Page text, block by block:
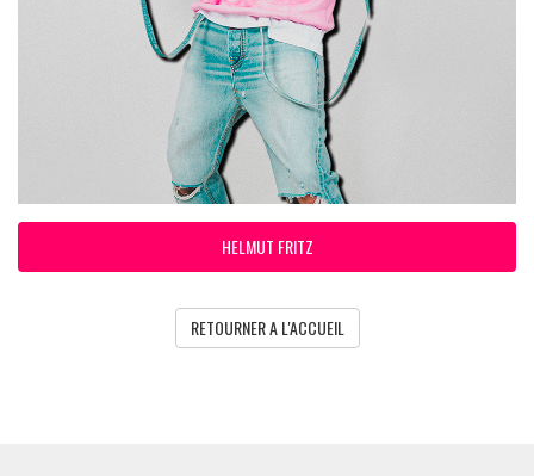
HELMUT FRITZ
RETOURNER A L'ACCUEIL